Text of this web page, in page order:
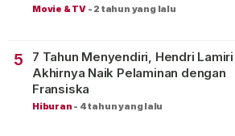
Movie & TV - 2 tahun yang lalu
5
7 Tahun Menyendiri, Hendri Lamiri
Akhirnya Naik Pelaminan dengan
Fransiska
Hiburan - 4 tahun yang lalu